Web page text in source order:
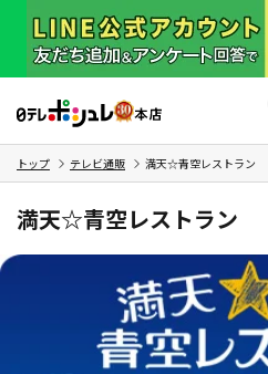
トップ テレビ通販 満天☆青空レストラン
満天☆青空レストラン